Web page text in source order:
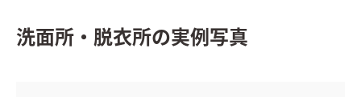
洗面所・脱衣所の実例写真